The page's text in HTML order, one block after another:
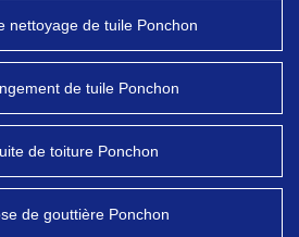
nettoyage de tuile Ponchon
de tuile Ponchon
de toiture Ponchon
de gouttière Ponchon